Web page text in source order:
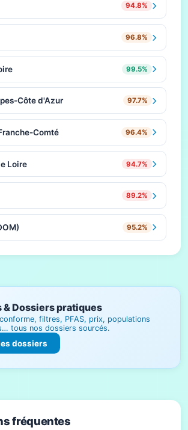
94.8%
96.8%
99.5%
Côte d'Azur 97.7%
Comté 96.4%
Loire 94.7%
89.2%
95.2%
& Dossiers pratiques
filtres, PFAS, prix, populations
tous nos dossiers sourcés.
dossiers
fréquentes